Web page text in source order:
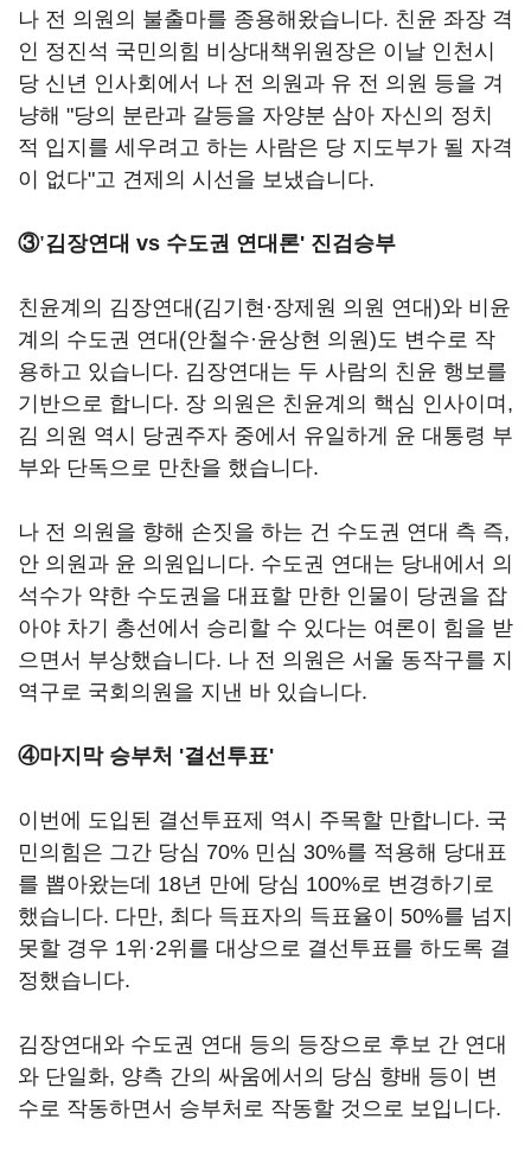
나 전 의원의 불출마를 종용해왔습니다. 친윤 좌장 격
인 정진석 국민의힘 비상대책위원장은 이날 인천시
당 신년 인사회에서 나 전 의원과 유 전 의원 등을 겨
냥해 "당의 분란과 갈등을 자양분 삼아 자신의 정치
적 입지를 세우려고 하는 사람은 당 지도부가 될 자격
이 없다"고 견제의 시선을 보냈습니다.
③'김장연대 vs 수도권 연대론' 진검승부
친윤계의 김장연대(김기현·장제원 의원 연대)와 비윤
계의 수도권 연대(안철수·윤상현 의원)도 변수로 작
용하고 있습니다. 김장연대는 두 사람의 친윤 행보를
기반으로 합니다. 장 의원은 친윤계의 핵심 인사이며,
김 의원 역시 당권주자 중에서 유일하게 윤 대통령 부
부와 단독으로 만찬을 했습니다.
나 전 의원을 향해 손짓을 하는 건 수도권 연대 측 즉,
안 의원과 윤 의원입니다. 수도권 연대는 당내에서 의
석수가 약한 수도권을 대표할 만한 인물이 당권을 잡
아야 차기 총선에서 승리할 수 있다는 여론이 힘을 받
으면서 부상했습니다. 나 전 의원은 서울 동작구를 지
역구로 국회의원을 지낸 바 있습니다.
④마지막 승부처 '결선투표'
이번에 도입된 결선투표제 역시 주목할 만합니다. 국
민의힘은 그간 당심 70% 민심 30%를 적용해 당대표
를 뽑아왔는데 18년 만에 당심 100%로 변경하기로
했습니다. 다만, 최다 득표자의 득표율이 50%를 넘지
못할 경우 1위·2위를 대상으로 결선투표를 하도록 결
정했습니다.
김장연대와 수도권 연대 등의 등장으로 후보 간 연대
와 단일화, 양측 간의 싸움에서의 당심 향배 등이 변
수로 작동하면서 승부처로 작동할 것으로 보입니다.